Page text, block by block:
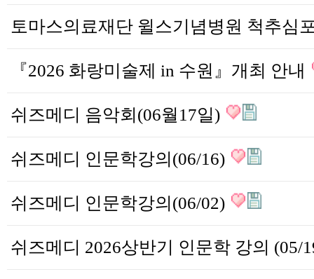
『2026 화랑미술제 in 수원』개최 안내
쉬즈메디 음악회(06월17일)
쉬즈메디 인문학강의(06/16)
쉬즈메디 인문학강의(06/02)